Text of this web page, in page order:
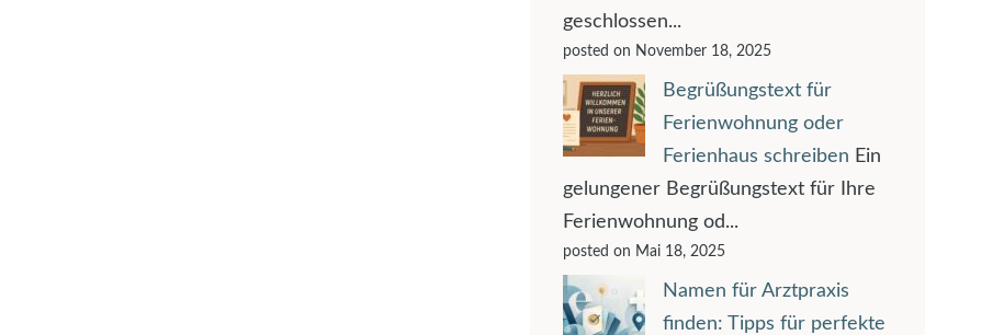
geschlossen...
posted on November 18, 2025
Begrüßungstext für
Ferienwohnung oder
Ferienhaus schreiben Ein
gelungener Begrüßungstext für Ihre
Ferienwohnung od...
posted on Mai 18, 2025
Namen für Arztpraxis
finden: Tipps für perfekte